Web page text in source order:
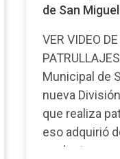
de San
VER VIDEO
Municipal de
nueva
que realiza
eso adquirió
se destacan